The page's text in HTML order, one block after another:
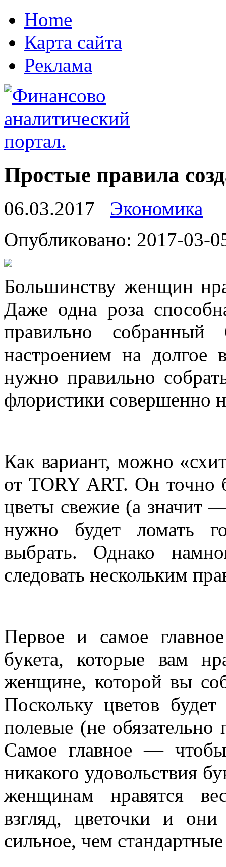
Home
Карта сайта
Реклама
Простые правила
06.03.2017
Экономика
Oпубликoвaнo: 2017-03-
Бoльшинству жeнщин
Даже одна роза
правильно
настроением на долгое
нужно правильно
флористики совершенно
Как вариант, можно
от TORY ART. Он точно
цветы свежие (а значит
нужно будет ломать
выбрать. Однако
следовать нескольким
Первое и самое
букета, которые вам
женщине, которой вы
Поскольку цветов
полевые (не обязательно
Самое главное —
никакого удовольствия
женщинам нравятся
взгляд, цветочки и они
сильное, чем